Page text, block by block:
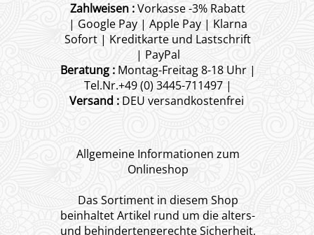
Zahlweisen :Vorkasse -3% Rabatt
| Google Pay | Apple Pay | Klarna
Sofort | Kreditkarte und Lastschrift
| PayPal
Beratung :Montag-Freitag 8-18 Uhr |
Tel.Nr.+49 (0) 3445-711497 |
Versand :DEU versandkostenfrei
Allgemeine Informationen zum
Onlineshop
Das Sortiment in diesem Shop
beinhaltet Artikel rund um die alters-
und behindertengerechte Sicherheit,